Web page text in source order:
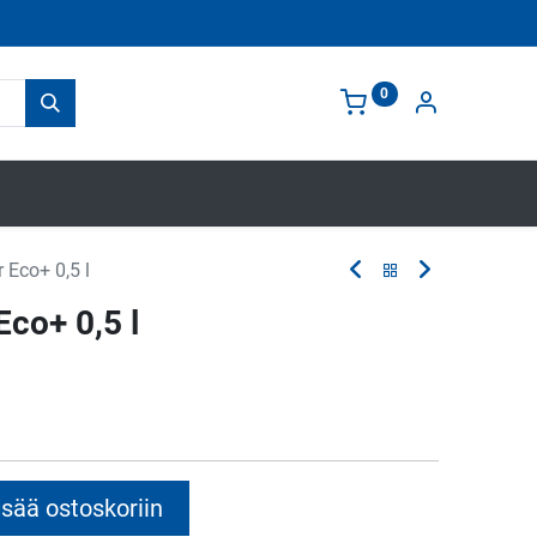
0
Eco+ 0,5 l
0,5 l
ostoskoriin